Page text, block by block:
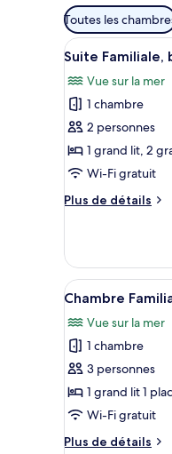
Filtres
disponibles
pour
chambres
Toutes les
Afficher
toutes
les
photos
pour
ce
type
chambre :
balcon,
vue
2
Suite Familiale,
Vue sur la mer
1 chambre
2 personnes
1 grand lit, 2
Wi-Fi gratuit
Plus de détails
Plus
le
type
de
Suite
Familiale,
balcon,
vue
mer
Afficher
toutes
les
photos
pour
ce
type
1
Chambre
Vue sur la mer
1 chambre
3 personnes
1 grand lit 1
Wi-Fi gratuit
Plus de détails
Plus